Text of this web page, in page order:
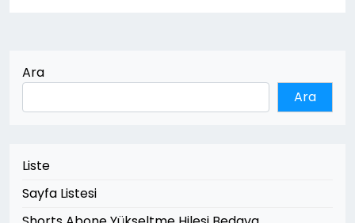
Ara
Ara
Liste
Sayfa Listesi